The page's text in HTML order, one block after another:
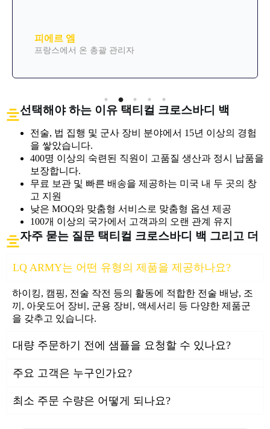
피에르 엠
프랑스에서 온 총괄 관리자
선택해야 하는 이유 택티컬 크로스바디 백
전술, 법 집행 및 군사 장비 분야에서 15년 이상의 경험
을 쌓았습니다.
400명 이상의 숙련된 직원이 고품질 생산과 정시 납품을
보장합니다.
무료 보관 및 빠른 배송을 제공하는 미국 내 두 곳의 창
고 지원
낮은 MOQ와 맞춤형 서비스로 맞춤형 옵션 제공
100개 이상의 국가에서 고객과의 오랜 관계 유지
자주 묻는 질문 택티컬 크로스바디 백 그리고 더
LQ ARMY는 어떤 유형의 제품을 제공하나요?
하이킹, 캠핑, 전술 작전 등의 활동에 적합한 전술 배낭, 조
끼, 아웃도어 장비, 군용 장비, 액세서리 등 다양한 제품군
을 갖추고 있습니다.
대량 주문하기 전에 샘플을 요청할 수 있나요?
주요 고객은 누구인가요?
최소 주문 수량은 어떻게 되나요?